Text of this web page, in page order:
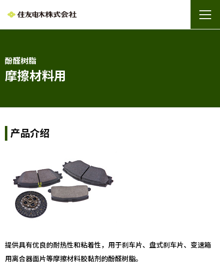
酚醛树脂
摩擦材料用
产品介绍
提供具有优良的耐热性和粘着性，用于刹车片、盘式刹车片、变速箱
用离合器面片等摩擦材料胶黏剂的酚醛树脂。